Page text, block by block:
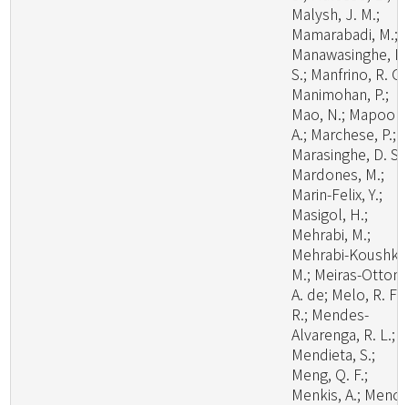
Malysh, J. M.;
Mamarabadi, M.;
Manawasinghe, I.
S.; Manfrino, R.
Manimohan, P.;
Mao, N.; Mapook,
A.; Marchese, P.;
Marasinghe, D. S.;
Mardones, M.;
Marin-Felix, Y.;
Masigol, H.;
Mehrabi, M.;
Mehrabi-Koushki,
M.; Meiras-Ottoni,
A. de; Melo, R. F.
R.; Mendes-
Alvarenga, R. L.;
Mendieta, S.;
Meng, Q. F.;
Menkis, A.;